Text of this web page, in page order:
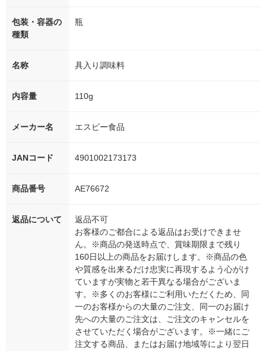
包装・容器の
種類
瓶
名称 具入り調味料
内容量 110g
メーカー名 エスビー食品
JANコード 4901002173173
商品番号 AE76672
返品について
返品不可
お客様のご都合による返品はお受けできませ
ん。※商品の発送時点で、賞味期限まで残り
160日以上の商品をお届けします。※商品の色
や質感を出来るだけ忠実に再現するよう心がけ
ていますが実物と若干異なる場合がございま
す。※多くのお客様にご利用いただくため、同
一のお客様からの大量のご注文、同一のお届け
先への大量のご注文は、ご注文のキャンセルを
させていただく場合がございます。※一緒にご
注文する商品、またはお届け地域等により翌日